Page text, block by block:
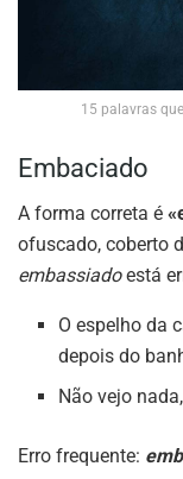
15 palavras
Embaciado
A forma correta é
ofuscado, coberto
embassiadoestá
O espelho da
depois do
Não vejo
Erro frequente: